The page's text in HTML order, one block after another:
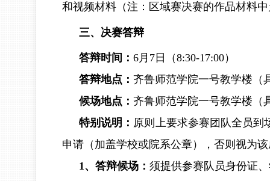
和视频材料（注：区域赛决赛的作品材料
三、决赛答辩
答辩时间： 6月7日（8:30-17:00）
答辩地点： 齐鲁师范学院一号教学楼（
候场地点： 齐鲁师范学院一号教学楼（
特别说明： 原则上要求参赛团队全员到
申请（加盖学校或院系公章），否则视为
1、答辩候场： 须提供参赛队员身份证